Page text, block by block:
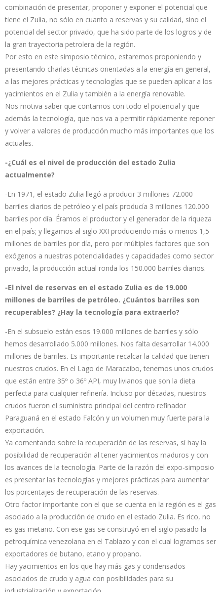
combinación de presentar, proponer y exponer el potencial que
tiene el Zulia, no sólo en cuanto a reservas y su calidad, sino el
potencial del sector privado, que ha sido parte de los logros y de
la gran trayectoria petrolera de la región.
Por esto en este simposio técnico, estaremos proponiendo y
presentando charlas técnicas orientadas a la energía en general,
a las mejores prácticas y tecnologías que se pueden aplicar a los
yacimientos en el Zulia y también a la energía renovable.
Nos motiva saber que contamos con todo el potencial y que
además la tecnología, que nos va a permitir rápidamente reponer
y volver a valores de producción mucho más importantes que los
actuales.
-¿Cuál es el nivel de producción del estado Zulia
actualmente?
-En 1971, el estado Zulia llegó a producir 3 millones 72.000
barriles diarios de petróleo y el país producía 3 millones 120.000
barriles por día. Éramos el productor y el generador de la riqueza
en el país; y llegamos al siglo XXI produciendo más o menos 1,5
millones de barriles por día, pero por múltiples factores que son
exógenos a nuestras potencialidades y capacidades como sector
privado, la producción actual ronda los 150.000 barriles diarios.
-El nivel de reservas en el estado Zulia es de 19.000
millones de barriles de petróleo. ¿Cuántos barriles son
recuperables? ¿Hay la tecnología para extraerlo?
-En el subsuelo están esos 19.000 millones de barriles y sólo
hemos desarrollado 5.000 millones. Nos falta desarrollar 14.000
millones de barriles. Es importante recalcar la calidad que tienen
nuestros crudos. En el Lago de Maracaibo, tenemos unos crudos
que están entre 35º o 36º API, muy livianos que son la dieta
perfecta para cualquier refinería. Incluso por décadas, nuestros
crudos fueron el suministro principal del centro refinador
Paraguaná en el estado Falcón y un volumen muy fuerte para la
exportación.
Ya comentando sobre la recuperación de las reservas, sí hay la
posibilidad de recuperación al tener yacimientos maduros y con
los avances de la tecnología. Parte de la razón del expo-simposio
es presentar las tecnologías y mejores prácticas para aumentar
los porcentajes de recuperación de las reservas.
Otro factor importante con el que se cuenta en la región es el gas
asociado a la producción de crudo en el estado Zulia. Es rico, no
es gas metano. Con ese gas se construyó en el siglo pasado la
petroquímica venezolana en el Tablazo y con el cual logramos ser
exportadores de butano, etano y propano.
Hay yacimientos en los que hay más gas y condensados
asociados de crudo y agua con posibilidades para su